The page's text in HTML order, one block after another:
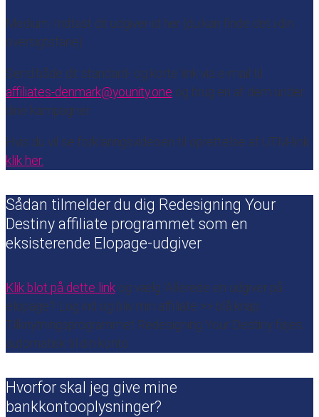
Medium: Indtast dit udgiver-id her (du kan finde det i din
oversigtsfane)
Send både dit standard- og korte link via e-mail til
affiliates-denmark@younity.one og brug en af ​​dem under
dine kampagner.
Hvis du vil se forklaringsvideoen til oprettelse af UTM-link
klik her.
Sådan tilmelder du dig Redesigning Your
Destiny affiliate programmet som en
eksisterende Elopage-udgiver
Klik blot på dette link og vælg ‘Allerede en udgiver på
elopage? Log ind og bliv min affiliate >> blå knap.
Tilknytningsprogrammet Redesigning Your Destiny føjes
automatisk til din konto.
Hvorfor skal jeg give mine
bankkontooplysninger?